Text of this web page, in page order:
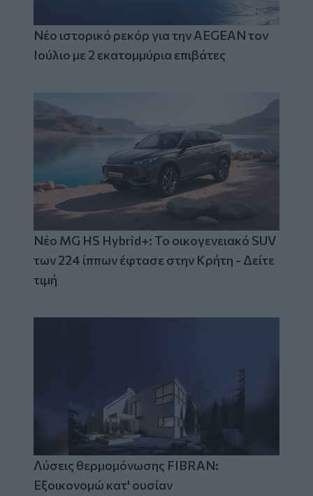
Νέο ιστορικό ρεκόρ για την AEGEAN τον
Ιούλιο με 2 εκατομμύρια επιβάτες
Νέο MG HS Hybrid+: Το οικογενειακό SUV
των 224 ίππων έφτασε στην Κρήτη - Δείτε
τιμή
Λύσεις θερμομόνωσης FIBRAN:
Εξοικονομώ κατ' ουσίαν